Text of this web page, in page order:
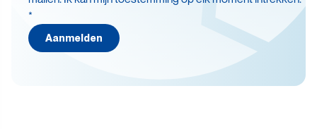
Circulaire economie
*
Aanmelden